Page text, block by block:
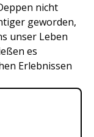
nicht
geworden,
unser Leben
es
Erlebnissen